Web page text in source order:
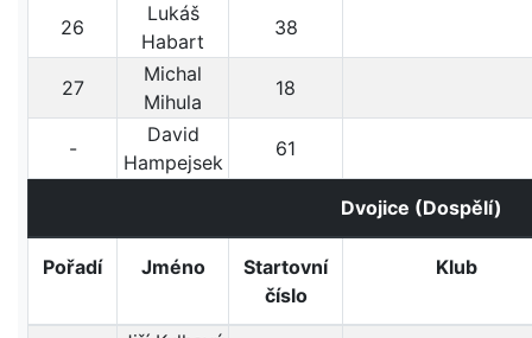
26
Lukáš
Habart
38
27
Michal
Mihula
18
-
David
Hampejsek
61
Dvojice (Dospělí)
Pořadí Jméno
Startovní
číslo
Klub